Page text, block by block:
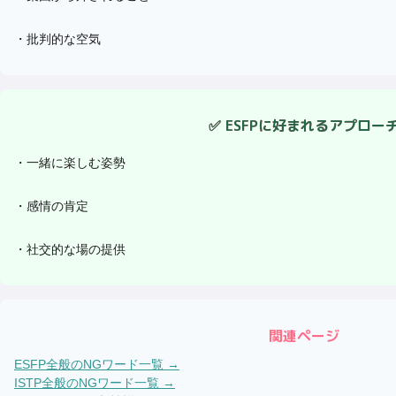
・ 批判的な空気
✅ ESFPに好まれるアプロー
・ 一緒に楽しむ姿勢
・ 感情の肯定
・ 社交的な場の提供
関連ページ
ESFP全般のNGワード一覧 →
ISTP全般のNGワード一覧 →